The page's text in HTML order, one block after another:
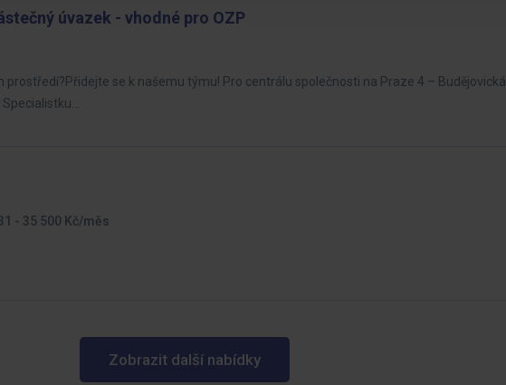
úvazek - vhodné pro OZP
se k našemu týmu! Pro centrálu společnosti na Praze 4 – Budějovická
- 35 500 Kč/měs
Zobrazit další nabídky